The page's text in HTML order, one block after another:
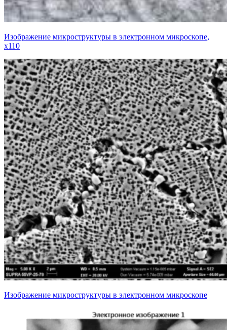
Изображение микроструктуры в электронном микроскопе,
х110
Изображение микроструктуры в электронном микроскопе